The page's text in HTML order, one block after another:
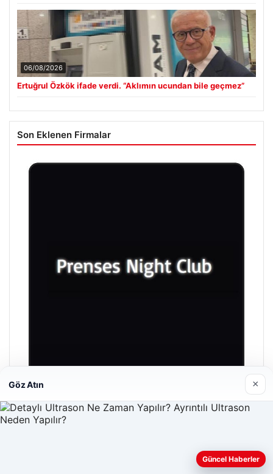
06/08/2026
Ertuğrul Özkök ifade verdi. “Aklımın ucundan bile geçmez”
Son Eklenen Firmalar
Prenses Night Club
29/04/2026
Web sitemizi nasıl kullandığınızı daha iyi anlayabilmek,
Göz Atın ×
Güncel Haberler